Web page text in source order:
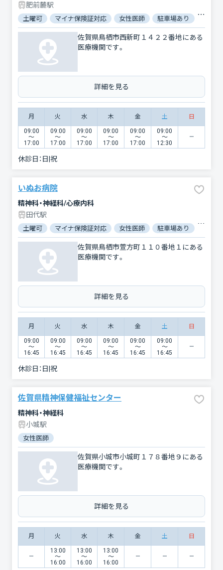
肥前麓駅
土曜可 マイナ保険証対応 女性医師 駐車場あり
佐賀県鳥栖市西新町１４２２番地にある
医療機関です。
詳細を見る
月 火 水 木 金 土 日
09:00
〜
17:00
09:00
〜
17:00
09:00
〜
17:00
09:00
〜
17:00
09:00
〜
17:00
09:00
〜
12:30
休診日： 日|祝
いぬお病院
精神科・神経科/心療内科
田代駅
土曜可 マイナ保険証対応 女性医師 駐車場あり
佐賀県鳥栖市萱方町１１０番地１にある
医療機関です。
詳細を見る
月 火 水 木 金 土 日
09:00
〜
16:45
09:00
〜
16:45
09:00
〜
16:45
09:00
〜
16:45
09:00
〜
16:45
09:00
〜
16:45
休診日： 日|祝
佐賀県精神保健福祉センター
精神科・神経科
小城駅
女性医師
佐賀県小城市小城町１７８番地９にある
医療機関です。
詳細を見る
月 火 水 木 金 土 日
13:00
〜
16:00
13:00
〜
16:00
13:00
〜
16:00